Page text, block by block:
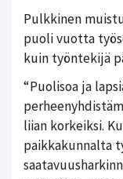
Pulkkinen
puoli vuotta
kuin työntekijä
“Puolisoa ja
liian korkeiksi.
paikkakunnalta